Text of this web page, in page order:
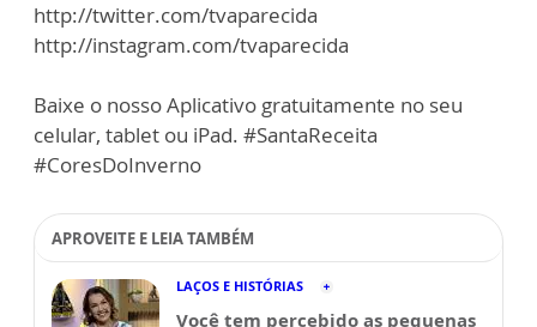
http://twitter.com/tvaparecida
http://instagram.com/tvaparecida
Baixe o nosso Aplicativo gratuitamente no seu
celular, tablet ou iPad. #SantaReceita
#CoresDoInverno
APROVEITE E LEIA TAMBÉM
LAÇOS E HISTÓRIAS
Você tem percebido as pequenas